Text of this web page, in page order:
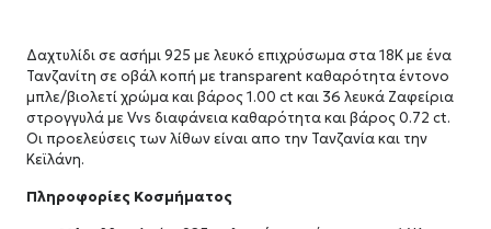
Δαχτυλίδι σε ασήμι 925 με λευκό επιχρύσωμα στα 18Κ με ένα
Τανζανίτη σε οβάλ κοπή με transparent καθαρότητα έντονο
μπλε/βιολετί χρώμα και βάρος 1.00 ct και 36 λευκά Ζαφείρια
στρογγυλά με Vvs διαφάνεια καθαρότητα και βάρος 0.72 ct.
Οι προελεύσεις των λίθων είναι απο την Τανζανία και την
Κεϊλάνη.
Πληροφορίες Κοσμήματος